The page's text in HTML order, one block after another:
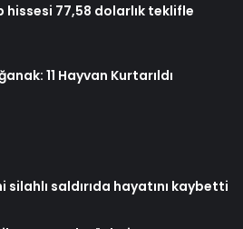
77,58 dolarlık teklifle
11 Hayvan Kurtarıldı
silahlı saldırıda hayatını kaybetti